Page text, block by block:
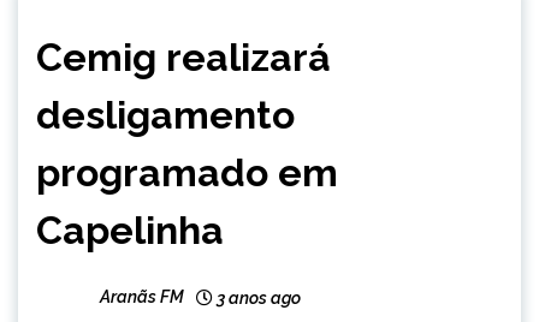
NOTÍCIAS
Cemig realizará
desligamento
programado em
Capelinha
Aranãs FM 3 anos ago